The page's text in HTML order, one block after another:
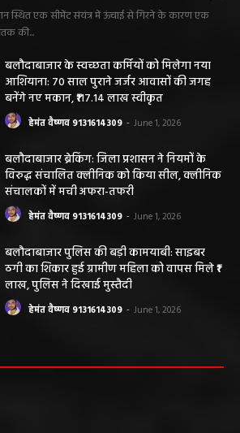
स्थित एक सीमेंट संयंत्र में ऊंचाई से गिरने के कारण एक
की...
बलौदाबाजार के स्वच्छता कर्मियों को मिलेगा नया
आशियाना: 70 साल पुराने जर्जर आवासों की जगह
बनेंगे नए मकान, ₹117.14 लाख स्वीकृत
हेमंत वैष्णव 9131614309 - June 1, 2026
बलौदाबाजार ब्रेकिंग: जिला प्रशासन ने नियमों के
विरुद्ध संचालित क्लीनिक को किया सील, क्लीनिक
संचालकों में मची अफरा-तफरी
हेमंत वैष्णव 9131614309 - June 1, 2026
बलौदाबाजार पुलिस की बड़ी कामयाबी: साइबर
ठगी का शिकार हुई ग्रामीण महिला को वापस मिले ₹1
लाख, पुलिस ने दिखाई मुस्तैदी
हेमंत वैष्णव 9131614309 - June 1, 2026